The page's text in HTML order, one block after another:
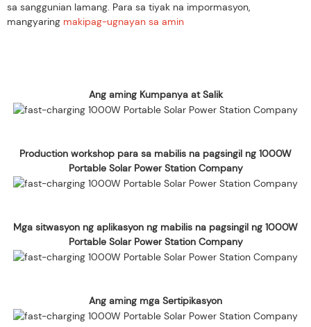
sa sanggunian lamang. Para sa tiyak na impormasyon,
mangyaring makipag-ugnayan sa amin
Ang aming Kumpanya at Salik
Production workshop para sa mabilis na pagsingil ng 1000W
Portable Solar Power Station Company
Mga sitwasyon ng aplikasyon ng mabilis na pagsingil ng 1000W
Portable Solar Power Station Company
Ang aming mga Sertipikasyon